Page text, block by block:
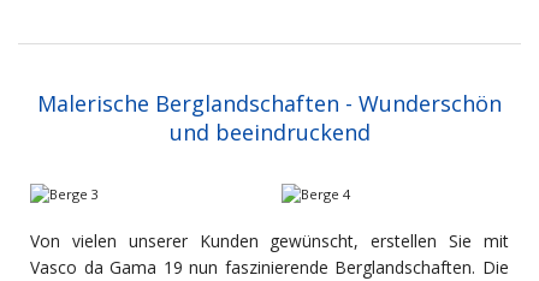
Malerische Berglandschaften - Wunderschön
und beeindruckend
Von vielen unserer Kunden gewünscht, erstellen Sie mit
Vasco da Gama 19 nun faszinierende Berglandschaften. Die